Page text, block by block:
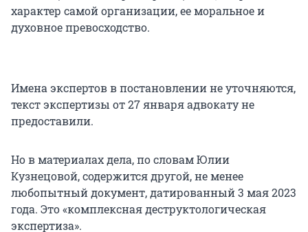
характер самой организации, ее моральное и
духовное превосходство.
Имена экспертов в постановлении не уточняются,
текст экспертизы от 27 января адвокату не
предоставили.
Но в материалах дела, по словам Юлии
Кузнецовой, содержится другой, не менее
любопытный документ, датированный 3 мая 2023
года. Это «комплексная деструктологическая
экспертиза».